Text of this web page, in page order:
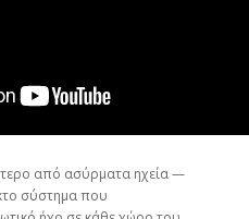
από ασύρματα ηχεία —
σύστημα που